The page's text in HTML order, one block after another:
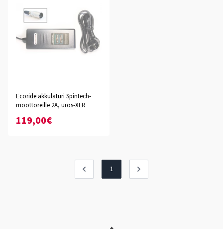
Ecoride akkulaturi Spintech-
moottoreille 2A, uros-XLR
119,00€
1